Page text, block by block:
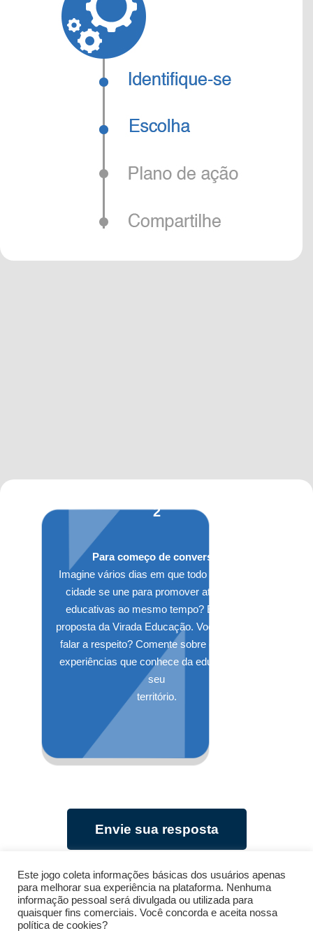
2
Para começo de conversa:
Imagine vários dias em que todo mundo na
cidade se une para promover atividades
educativas ao mesmo tempo? Essa é a
proposta da Virada Educação. Você já ouviu
falar a respeito? Comente sobre eventos e
experiências que conhece da educação no
seu
território.
Envie sua resposta
Ver ideia mobilizadora
Este jogo coleta informações básicas dos usuários apenas
para melhorar sua experiência na plataforma. Nenhuma
informação pessoal será divulgada ou utilizada para
quaisquer fins comerciais. Você concorda e aceita nossa
política de cookies?